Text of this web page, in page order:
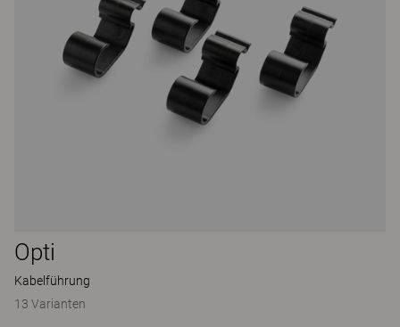
Opti
Kabelführung
13 Varianten